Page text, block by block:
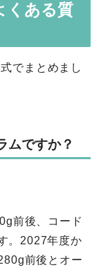
くある質
でまとめまし
ムですか？
前後、コード
。2027年度か
前後とオー